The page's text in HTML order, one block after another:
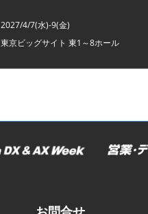
2027/4/7(水)-9(金)
東京ビッグサイト 東1～8ホール